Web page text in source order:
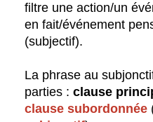
filtre une action/un
en fait/événement
(subjectif).
La phrase au
parties :clause
clause subordonnée